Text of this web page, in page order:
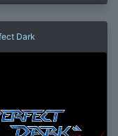
Dark